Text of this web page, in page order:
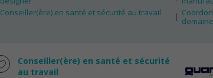
Conseiller(ère) en santé et sécurité au travail
Conseiller(ère) en santé et sécurité
au travail